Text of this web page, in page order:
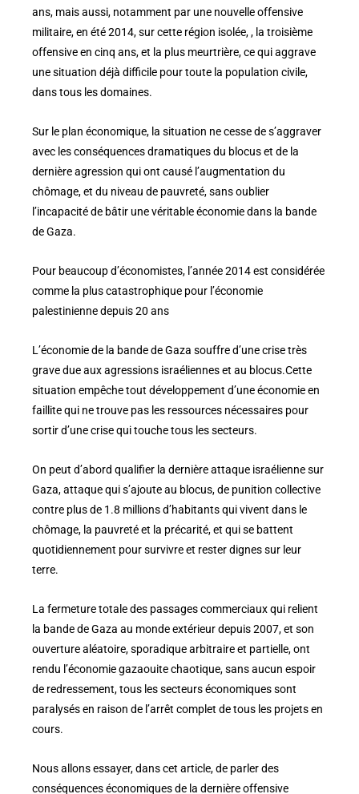
ans, mais aussi, notamment par une nouvelle offensive
militaire, en été 2014, sur cette région isolée, , la troisième
offensive en cinq ans, et la plus meurtrière, ce qui aggrave
une situation déjà difficile pour toute la population civile,
dans tous les domaines.
Sur le plan économique, la situation ne cesse de s’aggraver
avec les conséquences dramatiques du blocus et de la
dernière agression qui ont causé l’augmentation du
chômage, et du niveau de pauvreté, sans oublier
l’incapacité de bâtir une véritable économie dans la bande
de Gaza.
Pour beaucoup d’économistes, l’année 2014 est considérée
comme la plus catastrophique pour l’économie
palestinienne depuis 20 ans
L’économie de la bande de Gaza souffre d’une crise très
grave due aux agressions israéliennes et au blocus.Cette
situation empêche tout développement d’une économie en
faillite qui ne trouve pas les ressources nécessaires pour
sortir d’une crise qui touche tous les secteurs.
On peut d’abord qualifier la dernière attaque israélienne sur
Gaza, attaque qui s’ajoute au blocus, de punition collective
contre plus de 1.8 millions d’habitants qui vivent dans le
chômage, la pauvreté et la précarité, et qui se battent
quotidiennement pour survivre et rester dignes sur leur
terre.
La fermeture totale des passages commerciaux qui relient
la bande de Gaza au monde extérieur depuis 2007, et son
ouverture aléatoire, sporadique arbitraire et partielle, ont
rendu l’économie gazaouite chaotique, sans aucun espoir
de redressement, tous les secteurs économiques sont
paralysés en raison de l’arrêt complet de tous les projets en
cours.
Nous allons essayer, dans cet article, de parler des
conséquences économiques de la dernière offensive